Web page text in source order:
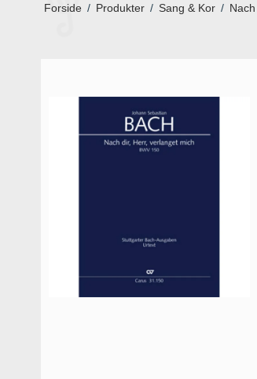
Forside / Produkter / Sang & Kor /